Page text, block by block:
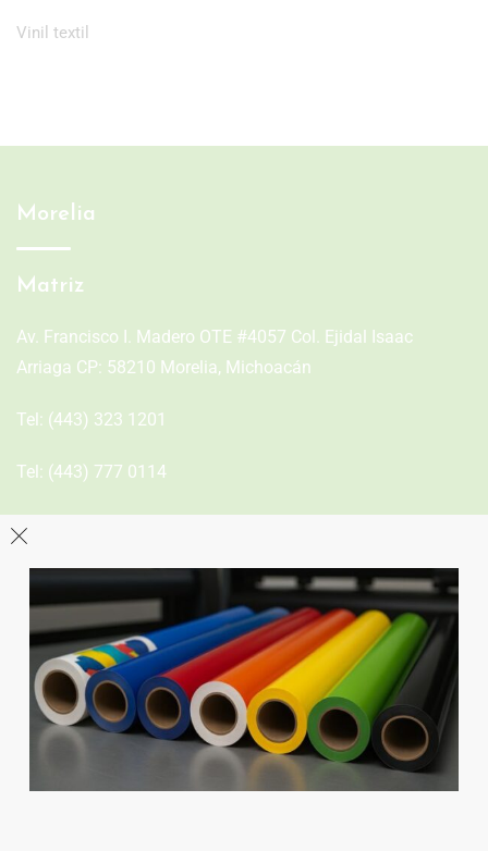
Vinil textil
Morelia
Matriz
Av. Francisco I. Madero OTE #4057 Col. Ejidal Isaac
Arriaga CP: 58210 Morelia, Michoacán
Tel: (443) 323 1201
Tel: (443) 777 0114
León
Sucursal
Av del Astillero 129 Centro bodeguero Las Trojes León,
Guanajuato
Tel:(477) 776 8994